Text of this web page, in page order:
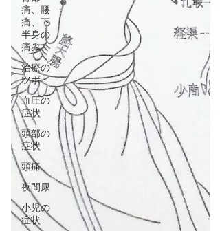
痛、腰
痛、下
半身の
痛み
治療の
ツボ
血圧の
症状
頭部の
症状
頭痛
夜間尿
小児の
症状